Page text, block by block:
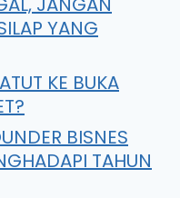
YANG
KE BUKA
BISNES
TAHUN